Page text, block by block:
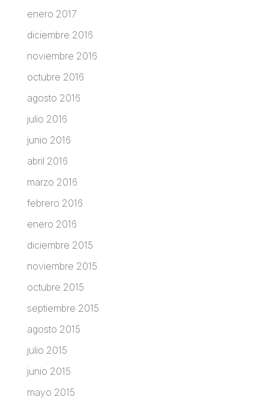
enero 2017
diciembre 2016
noviembre 2016
octubre 2016
agosto 2016
julio 2016
junio 2016
abril 2016
marzo 2016
febrero 2016
enero 2016
diciembre 2015
noviembre 2015
octubre 2015
septiembre 2015
agosto 2015
julio 2015
junio 2015
mayo 2015